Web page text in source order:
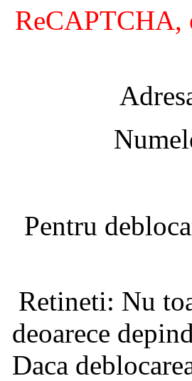
ReCAPTCHA,
Pentru
Retineti: Nu
deoarece
Daca